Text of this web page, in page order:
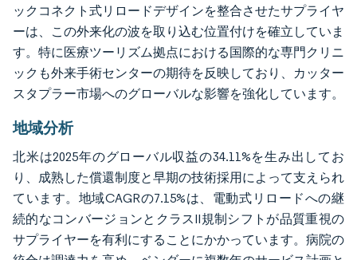
ックコネクト式リロードデザインを整合させたサプライヤ
ーは、この外来化の波を取り込む位置付けを確立していま
す。特に医療ツーリズム拠点における国際的な専門クリニ
ックも外来手術センターの期待を反映しており、カッター
スタプラー市場へのグローバルな影響を強化しています。
地域分析
北米は2025年のグローバル収益の34.11%を生み出してお
り、成熟した償還制度と早期の技術採用によって支えられ
ています。地域CAGRの7.15%は、電動式リロードへの継
続的なコンバージョンとクラスII規制シフトが品質重視の
サプライヤーを有利にすることにかかっています。病院の